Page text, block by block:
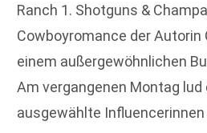
Ranch 1. Shotguns &
Cowboyromance der Autorin
einem außergewöhnlichen
Am vergangenen Montag lud
ausgewählte